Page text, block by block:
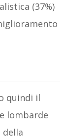
(37%)
quindi il
lombarde